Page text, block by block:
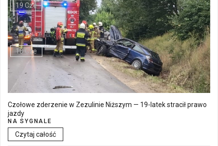
19 Cze
Walne Zgromadzenie w SM "Batory" już 19 czerwca w Łęcznej
18 Cze
Czołowe zderzenie w Zezulinie Niższym — 19-latek stracił prawo
jazdy
NA SYGNALE
Czytaj całość